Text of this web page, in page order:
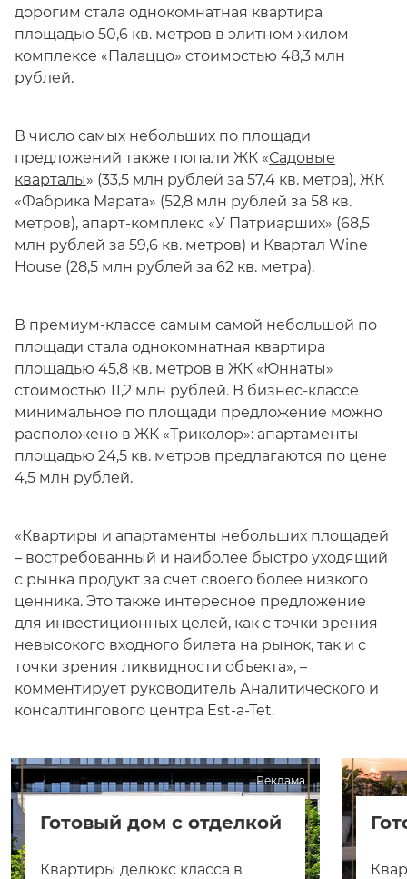
дорогим стала однокомнатная квартира
площадью 50,6 кв. метров в элитном жилом
комплексе «Палаццо» стоимостью 48,3 млн
рублей.
В число самых небольших по площади
предложений также попали ЖК «Садовые
кварталы» (33,5 млн рублей за 57,4 кв. метра), ЖК
«Фабрика Марата» (52,8 млн рублей за 58 кв.
метров), апарт-комплекс «У Патриарших» (68,5
млн рублей за 59,6 кв. метров) и Квартал Wine
House (28,5 млн рублей за 62 кв. метра).
В премиум-классе самым самой небольшой по
площади стала однокомнатная квартира
площадью 45,8 кв. метров в ЖК «Юннаты»
стоимостью 11,2 млн рублей. В бизнес-классе
минимальное по площади предложение можно
расположено в ЖК «Триколор»: апартаменты
площадью 24,5 кв. метров предлагаются по цене
4,5 млн рублей.
«Квартиры и апартаменты небольших площадей
– востребованный и наиболее быстро уходящий
с рынка продукт за счёт своего более низкого
ценника. Это также интересное предложение
для инвестиционных целей, как с точки зрения
невысокого входного билета на рынок, так и с
точки зрения ликвидности объекта», –
комментирует руководитель Аналитического и
консалтингового центра Est-a-Tet.
Реклама
Готовый дом с отделкой
Квартиры делюкс класса в